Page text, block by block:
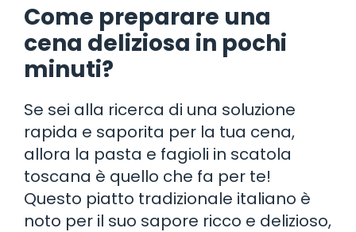
Come preparare una
cena deliziosa in pochi
minuti?
Se sei alla ricerca di una soluzione
rapida e saporita per la tua cena,
allora la pasta e fagioli in scatola
toscana è quello che fa per te!
Questo piatto tradizionale italiano è
noto per il suo sapore ricco e delizioso,